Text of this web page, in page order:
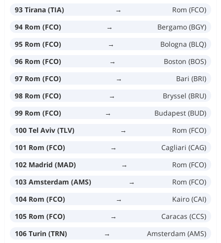
93 Tirana (TIA)
→
Rom (FCO)
94 Rom (FCO)
→
Bergamo (BGY)
95 Rom (FCO)
→
Bologna (BLQ)
96 Rom (FCO)
→
Boston (BOS)
97 Rom (FCO)
→
Bari (BRI)
98 Rom (FCO)
→
Bryssel (BRU)
99 Rom (FCO)
→
Budapest (BUD)
100 Tel Aviv (TLV)
→
Rom (FCO)
101 Rom (FCO)
→
Cagliari (CAG)
102 Madrid (MAD)
→
Rom (FCO)
103 Amsterdam (AMS)
→
Rom (FCO)
104 Rom (FCO)
→
Kairo (CAI)
105 Rom (FCO)
→
Caracas (CCS)
106 Turin (TRN)
→
Amsterdam (AMS)